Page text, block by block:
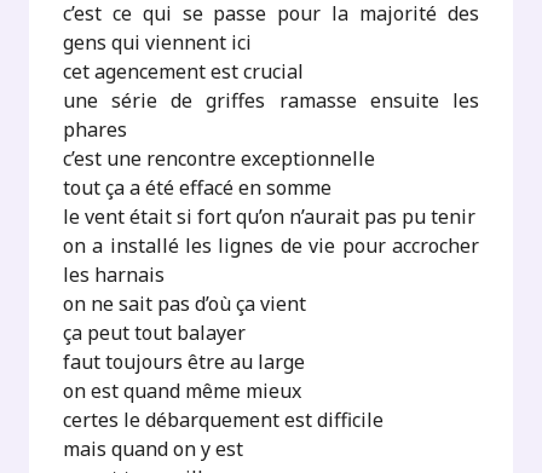
c’est ce qui se passe pour la majorité des
gens qui viennent ici
cet agencement est crucial
une série de griffes ramasse ensuite les
phares
c’est une rencontre exceptionnelle
tout ça a été effacé en somme
le vent était si fort qu’on n’aurait pas pu tenir
on a installé les lignes de vie pour accrocher
les harnais
on ne sait pas d’où ça vient
ça peut tout balayer
faut toujours être au large
on est quand même mieux
certes le débarquement est difficile
mais quand on y est